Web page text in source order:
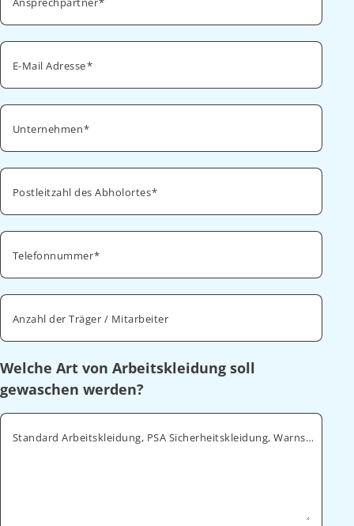
E-Mail Adresse
Unternehmen
Postleitzahl des Abholortes
Telefonnummer
Anzahl der Träger / Mitarbeiter
Welche Art von Arbeitskleidung soll
gewaschen werden?
Standard Arbeitskleidung, PSA Sicherheitskleidung, Warnschutz, ESD